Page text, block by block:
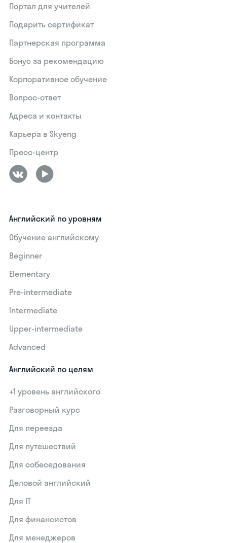
Портал для учителей
Подарить сертификат
Партнерская программа
Бонус за рекомендацию
Корпоративное обучение
Вопрос-ответ
Адреса и контакты
Карьера в Skyeng
Пресс-центр
Английский по уровням
Обучение английскому
Beginner
Elementary
Pre-intermediate
Intermediate
Upper-intermediate
Advanced
Английский по целям
+1 уровень английского
Разговорный курс
Для переезда
Для путешествий
Для собеседования
Деловой английский
Для IT
Для финансистов
Для менеджеров